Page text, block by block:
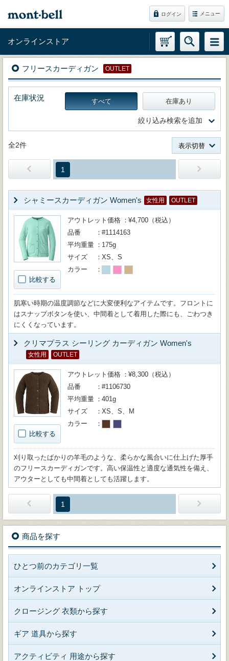
ログイン メニュー
オンラインストア
フリースカーディガン OUTLET
在庫状況 すべて 在庫あり
絞り込み検索を追加
全2件 表示切替
1
シャミースカーディガン Women's 女性用 OUTLET
比較する
アウトレット価格
¥4,700（税込）
品番
#1114163
平均重量
175g
サイズ
XS、S
カラー
肌寒い時期の温度調節などに大変便利なアイテムです。フロントに
はスナップボタンを使い、中間着として着用した際にも、ごわつき
にくくなっています。
クリマプラス シーリング カーディガン Women's
女性用 OUTLET
比較する
アウトレット価格
¥8,300（税込）
品番
#1106730
平均重量
401g
サイズ
XS、S、M
カラー
刈り取ったばかりの羊毛のような、柔らかな風合いに仕上げた厚手
のフリースカーディガンです。高い保温性と適度な通気性を備え、
アウターとしても中間着としても活躍します。
1
商品を探す
ひとつ前のカテゴリ一覧
オンラインストア トップ
クロージング 衣類から探す
ギア 道具から探す
アクティビティ 用途から探す